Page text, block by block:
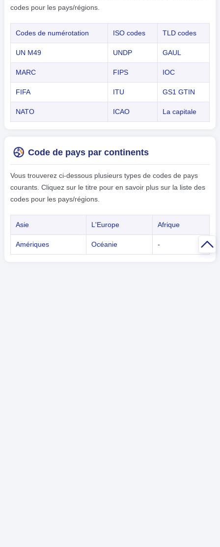
codes pour les pays/régions.
Codes de numérotation ISO codes TLD codes
UN M49 UNDP GAUL
MARC FIPS IOC
FIFA ITU GS1 GTIN
NATO ICAO La capitale
Code de pays par continents
Vous trouverez ci-dessous plusieurs types de codes de pays
courants. Cliquez sur le titre pour en savoir plus sur la liste des
codes pour les pays/régions.
Asie L'Europe Afrique
Amériques Océanie -